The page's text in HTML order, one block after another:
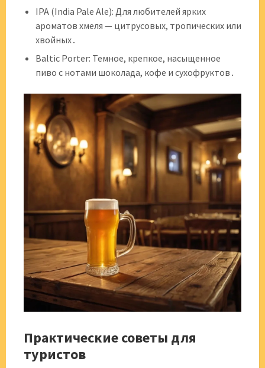
IPA (India Pale Ale): Для любителей ярких
ароматов хмеля — цитрусовых, тропических или
хвойных․
Baltic Porter: Темное, крепкое, насыщенное
пиво с нотами шоколада, кофе и сухофруктов․
Практические советы для
туристов